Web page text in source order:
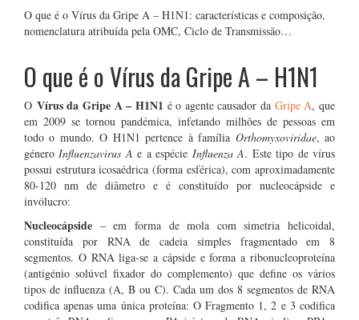
O que é o Vírus da Gripe A – H1N1: características e composição,
nomenclatura atribuída pela OMC, Ciclo de Transmissão…
O que é o Vírus da Gripe A – H1N1
O Vírus da Gripe A – H1N1 é o agente causador da Gripe A, que
em 2009 se tornou pandémica, infetando milhões de pessoas em
todo o mundo. O H1N1 pertence à família Orthomyxoviridae, ao
géneroInfluenzavirus A e a espécie Influenza A. Este tipo de vírus
possui estrutura icosaédrica (forma esférica), com aproximadamente
80-120 nm de diâmetro e é constituído por nucleocápside e
invólucro:
Nucleocápside – em forma de mola com simetria helicoidal,
constituída por RNA de cadeia simples fragmentado em 8
segmentos. O RNA liga-se a cápside e forma a ribonucleoproteína
(antigénio solúvel fixador do complemento) que define os vários
tipos de influenza (A, B ou C). Cada um dos 8 segmentos de RNA
codifica apenas uma única proteína: O Fragmento 1, 2 e 3 codifica